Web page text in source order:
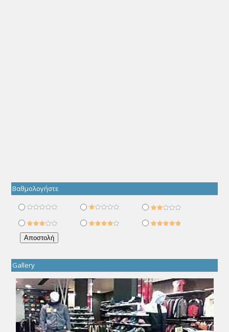
Βαθμολογήστε
Gallery